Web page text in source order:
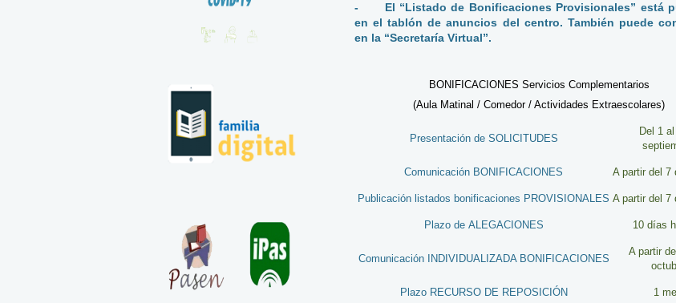
- El “Listado de Bonificaciones Provisionales” está
en el tablón de anuncios del centro. También puede
en la “Secretaría Virtual”.
BONIFICACIONES Servicios Complementarios
(Aula Matinal / Comedor / Actividades Extraescolares)
Presentación de SOLICITUDES
Del 1
Comunicación BONIFICACIONES A partir del 7
Publicación listados bonificaciones PROVISIONALES A partir del 7
Plazo de ALEGACIONES 10 días
Comunicación INDIVIDUALIZADA BONIFICACIONES
A partir
Plazo RECURSO DE REPOSICIÓN 1